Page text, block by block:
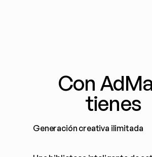
Con
tienes
Generación creativa ilimitada